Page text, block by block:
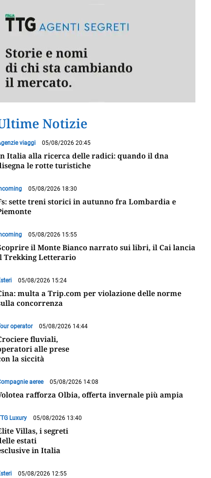
Notizie
viaggi 05/08/2026 20:45
Italia alla ricerca delle radici: quando il dna
le rotte turistiche
05/08/2026 18:30
sette treni storici in autunno fra Lombardia e
05/08/2026 15:55
il Monte Bianco narrato sui libri, il Cai lancia
Trekking Letterario
05/08/2026 15:24
multa a Trip.com per violazione delle norme
concorrenza
operator 05/08/2026 14:44
fluviali,
alle prese
la siccità
aeree 05/08/2026 14:08
rafforza Olbia, offerta invernale più ampia
Luxury 05/08/2026 13:40
Villas, i segreti
estati
in Italia
05/08/2026 12:55